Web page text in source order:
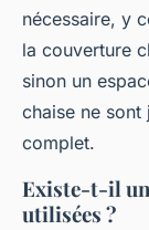
nécessaire, y
la couverture
sinon un
chaise ne sont
complet.
Existe-t-il
utilisées ?